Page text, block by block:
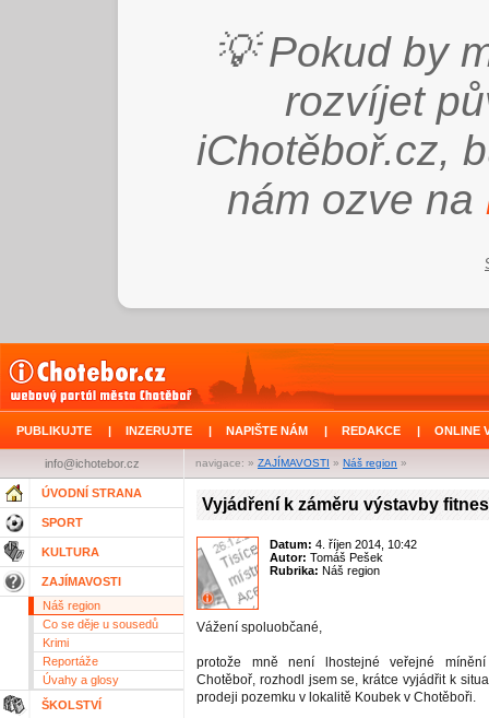
💡 Pokud by
rozvíjet
iChotěboř.cz,
nám ozve na
PUBLIKUJTE | INZERUJTE | NAPIŠTE NÁM | REDAKCE | ONLINE
navigace: » ZAJÍMAVOSTI » Náš region »
info@ichotebor.cz
ÚVODNÍ STRANA
SPORT
KULTURA
ZAJÍMAVOSTI
Náš region
Co se děje u sousedů
Krimi
Reportáže
Úvahy a glosy
ŠKOLSTVÍ
Vyjádření k záměru výstavby
Datum: 4. říjen 2014, 10:42
Autor: Tomáš Pešek
Rubrika: Náš region
Vážení spoluobčané,
protože mně není lhostejné veřejné
Chotěboř, rozhodl jsem se, krátce vyjádřit k
prodeji pozemku v lokalitě Koubek v Chotěboři.